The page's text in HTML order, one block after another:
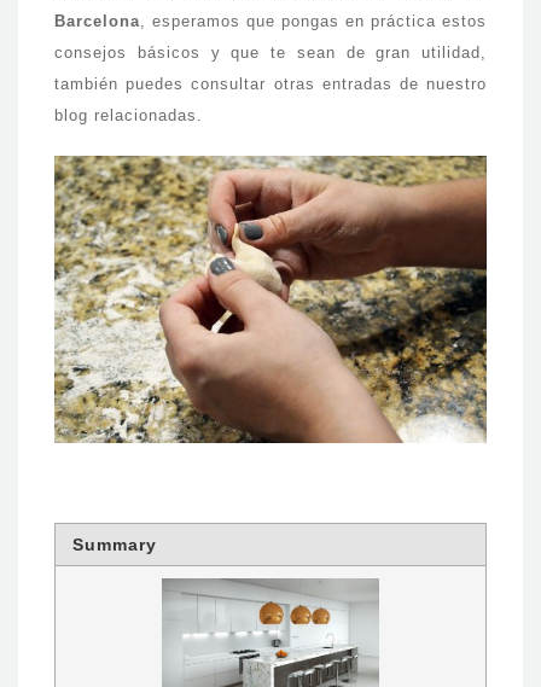
Barcelona, esperamos que pongas en práctica estos
consejos básicos y que te sean de gran utilidad,
también puedes consultar otras entradas de nuestro
blog relacionadas.
Summary